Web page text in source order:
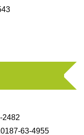
2482
63-4955